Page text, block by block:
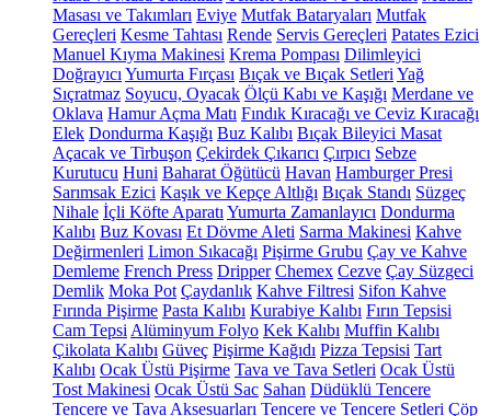
Masası ve Takımları Eviye Mutfak Bataryaları Mutfak
Gereçleri Kesme Tahtası Rende Servis Gereçleri Patates Ezici
Manuel Kıyma Makinesi Krema Pompası Dilimleyici
Doğrayıcı Yumurta Fırçası Bıçak ve Bıçak Setleri Yağ
Sıçratmaz Soyucu, Oyacak Ölçü Kabı ve Kaşığı Merdane ve
Oklava Hamur Açma Matı Fındık Kıracağı ve Ceviz Kıracağı
Elek Dondurma Kaşığı Buz Kalıbı Bıçak Bileyici Masat
Açacak ve Tirbuşon Çekirdek Çıkarıcı Çırpıcı Sebze
Kurutucu Huni Baharat Öğütücü Havan Hamburger Presi
Sarımsak Ezici Kaşık ve Kepçe Altlığı Bıçak Standı Süzgeç
Nihale İçli Köfte Aparatı Yumurta Zamanlayıcı Dondurma
Kalıbı Buz Kovası Et Dövme Aleti Sarma Makinesi Kahve
Değirmenleri Limon Sıkacağı Pişirme Grubu Çay ve Kahve
Demleme French Press Dripper Chemex Cezve Çay Süzgeci
Demlik Moka Pot Çaydanlık Kahve Filtresi Sifon Kahve
Fırında Pişirme Pasta Kalıbı Kurabiye Kalıbı Fırın Tepsisi
Cam Tepsi Alüminyum Folyo Kek Kalıbı Muffin Kalıbı
Çikolata Kalıbı Güveç Pişirme Kağıdı Pizza Tepsisi Tart
Kalıbı Ocak Üstü Pişirme Tava ve Tava Setleri Ocak Üstü
Tost Makinesi Ocak Üstü Sac Sahan Düdüklü Tencere
Tencere ve Tava Aksesuarları Tencere ve Tencere Setleri Çöp